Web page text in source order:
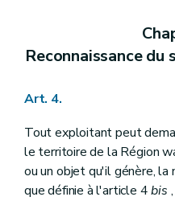
Reconnaissance
Art. 4.
Tout exploitant peut
le territoire de la Région
ou un objet qu'il génère,
que définie à l'article 4bis